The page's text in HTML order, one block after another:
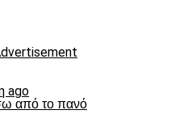
ago
από το πανό